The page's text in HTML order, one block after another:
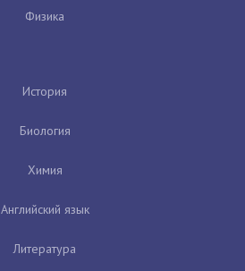
Физика
История
Биология
Химия
Английский язык
Литература